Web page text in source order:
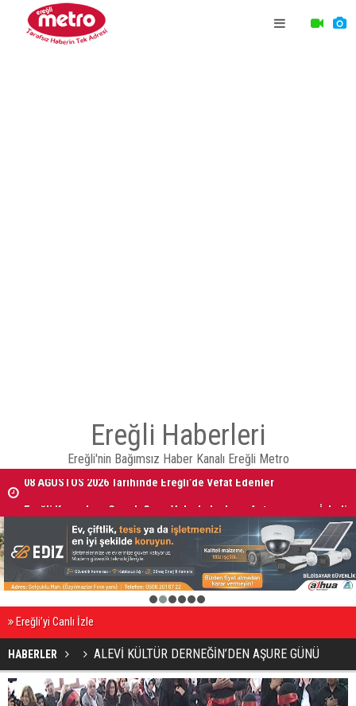
Ereğli Haberleri
Ereğli'nin Bağımsız Haber Kanalı Ereğli Metro
08 AĞUSTOS 2026 Tarihinde Ereğli’de Vefat Edenler
Ereğli Kaymakam Genel, Genç Voleybolcuların Antrenmanını İzledi
2 3 4 5 6
Ereğli’yi Canlı İzle
HABERLER ALEVİ KÜLTÜR DERNEĞİN’DEN AŞURE GÜNÜ